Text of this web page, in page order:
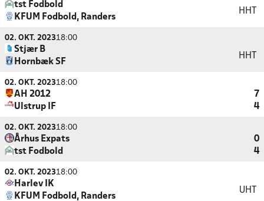
tst Fodbold
KFUM Fodbold, Randers
HHT
02. OKT. 202318:00
Stjær B
Hornbæk SF
HHT
02. OKT. 202318:00
AH 2012
7
Ulstrup IF
4
02. OKT. 202318:00
Århus Expats
0
tst Fodbold
4
02. OKT. 202318:00
Harlev IK
KFUM Fodbold, Randers
UHT